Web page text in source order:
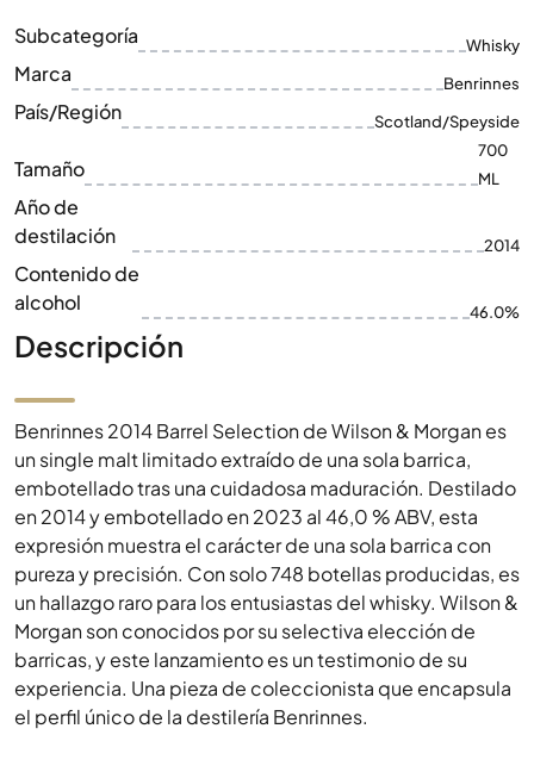
Subcategoría Whisky
Marca Benrinnes
País/Región Scotland/Speyside
Tamaño
700
ML
Año de
destilación
2014
Contenido de
alcohol
46.0%
Descripción
Benrinnes 2014 Barrel Selection de Wilson & Morgan es
un single malt limitado extraído de una sola barrica,
embotellado tras una cuidadosa maduración. Destilado
en 2014 y embotellado en 2023 al 46,0 % ABV, esta
expresión muestra el carácter de una sola barrica con
pureza y precisión. Con solo 748 botellas producidas, es
un hallazgo raro para los entusiastas del whisky. Wilson &
Morgan son conocidos por su selectiva elección de
barricas, y este lanzamiento es un testimonio de su
experiencia. Una pieza de coleccionista que encapsula
el perfil único de la destilería Benrinnes.